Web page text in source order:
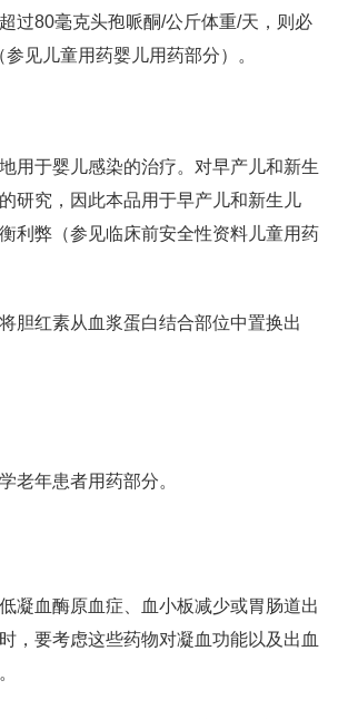
过80毫克头孢哌酮/公斤体重/天，则必
见儿童用药婴儿用药部分）。
用于婴儿感染的治疗。对早产儿和新生
研究，因此本品用于早产儿和新生儿
利弊（参见临床前安全性资料儿童用药
胆红素从血浆蛋白结合部位中置换出
老年患者用药部分。
凝血酶原血症、血小板减少或胃肠道出
，要考虑这些药物对凝血功能以及出血